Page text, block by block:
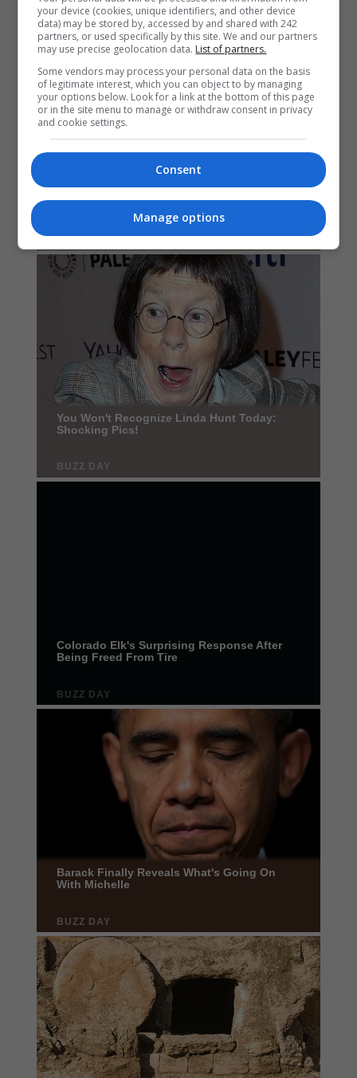
your device (cookies, unique identifiers, and other device
data) may be stored by, accessed by and shared with 242
partners, or used specifically by this site. We and our partners
may use precise geolocation data. List of partners.
Some vendors may process your personal data on the basis
of legitimate interest, which you can object to by managing
your options below. Look for a link at the bottom of this page
or in the site menu to manage or withdraw consent in privacy
and cookie settings.
Consent
Manage options